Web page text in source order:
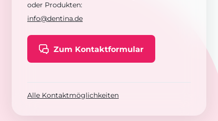
oder Produkten:
info@dentina.de
Zum Kontaktformular
Alle Kontaktmöglichkeiten